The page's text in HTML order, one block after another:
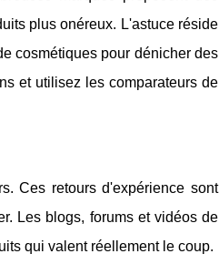
plus onéreux. L'astuce réside
cosmétiques pour dénicher des
et utilisez les comparateurs de
Ces retours d'expérience sont
Les blogs, forums et vidéos de
qui valent réellement le coup.